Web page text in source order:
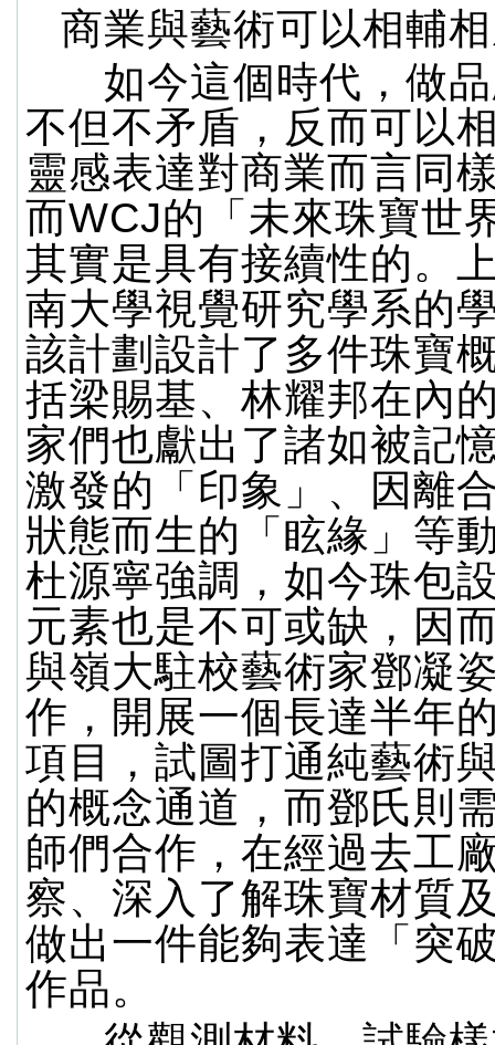
商業與藝術可以相輔
如今這個時代，做
不但不矛盾，反而可以
靈感表達對商業而言同
而WCJ的「未來珠寶世
其實是具有接續性的。
南大學視覺研究學系的
該計劃設計了多件珠寶
括梁賜基、林耀邦在內
家們也獻出了諸如被記
激發的「印象」、因離
狀態而生的「眩緣」等
杜源寧強調，如今珠包
元素也是不可或缺，因
與嶺大駐校藝術家鄧凝
作，開展一個長達半年
項目，試圖打通純藝術
的概念通道，而鄧氏則
師們合作，在經過去工
察、深入了解珠寶材質
做出一件能夠表達「突
作品。